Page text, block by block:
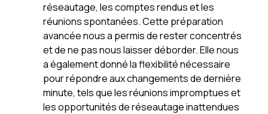
réseautage, les comptes rendus et les
réunions spontanées. Cette préparation
avancée nous a permis de rester concentrés
et de ne pas nous laisser déborder. Elle nous
a également donné la flexibilité nécessaire
pour répondre aux changements de dernière
minute, tels que les réunions impromptues et
les opportunités de réseautage inattendues